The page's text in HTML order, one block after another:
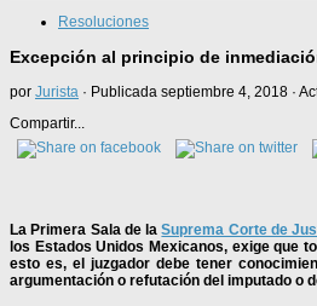
Resoluciones
Excepción al principio de
por Jurista · Publicada septiembre 4, 2018 ·
Compartir...
La Primera Sala de laSuprema Corte de
los Estados Unidos Mexicanos, exige que
esto es, el juzgador debe tener
argumentación o refutación del imputado o